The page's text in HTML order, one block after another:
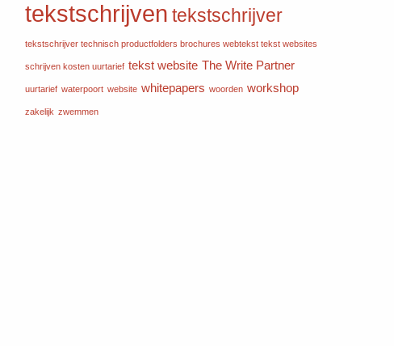
tekstschrijven tekstschrijver
tekstschrijver technisch productfolders brochures webtekst tekst websites
schrijven kosten uurtarief tekst website The Write Partner
uurtarief waterpoort website whitepapers woorden workshop
zakelijk zwemmen